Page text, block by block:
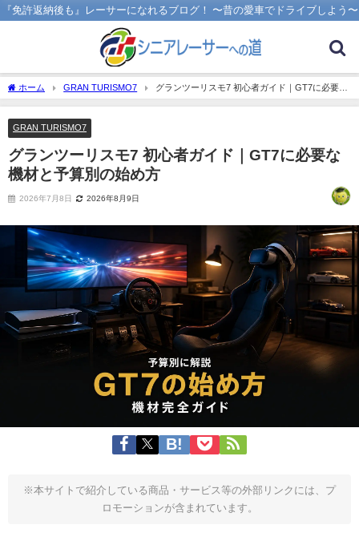
『免許返納後も』レーサーになれるブログ！ 〜昔の愛車でドライブしよう〜
ホーム GRAN TURISMO7
グランツーリスモ7 初心者ガイド｜GT7に必要な
機材と予算別の始め方
GRAN TURISMO7
グランツーリスモ7 初心者ガイド｜GT7に必要な
機材と予算別の始め方
2026年7月8日 2026年8月9日
※本サイトで紹介している商品・サービス等の外部リンクには、プ
ロモーションが含まれています。